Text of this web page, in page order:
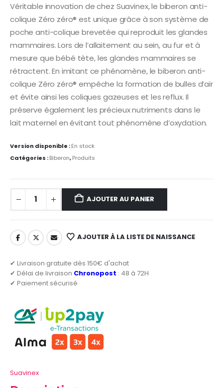
Véritable innovation de chez Suavinex, le biberon anti-
colique Zéro zéro® est unique grâce à son système de
poche anti-colique brevetée qui reproduit les glandes
mammaires. Lors de l’allaitement au sein, au fur et à
mesure que bébé tète, les glandes mammaires se
rétractent. En imitant ce phénomène, le biberon anti-
colique Zéro zéro® empêche la formation de bulles d’air
et évite ainsi les coliques gazeuses et les reflux. Il
préserve également les précieux nutriments dans le
lait maternel en évitant tout phénomène d’oxydation.
Version disponible :En stock
Catégories :Biberon,Produits
AJOUTER AU PANIER
AJOUTER À LA LISTE DE NAISSANCE
✔ Livraison gratuite dès 150€ d'achat
✔ Délai de livraison Chronopost : 48 à 72H
✔ Paiement sécurisé
Suavinex